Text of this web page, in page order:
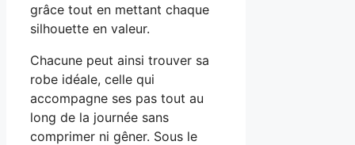
grâce tout en mettant chaque
silhouette en valeur.
Chacune peut ainsi trouver sa
robe idéale, celle qui
accompagne ses pas tout au
long de la journée sans
comprimer ni gêner. Sous le